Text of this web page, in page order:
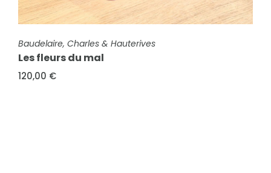
FICHE COMPLÈTE
Baudelaire, Charles & Hauterives
Les fleurs du mal
120,00 €